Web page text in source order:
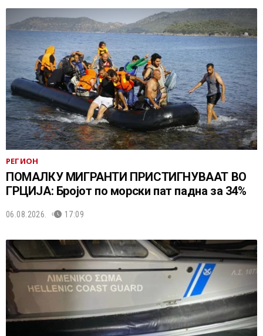
РЕГИОН
ПОМАЛКУ МИГРАНТИ ПРИСТИГНУВААТ ВО
ГРЦИЈА: Бројот по морски пат падна за 34%
06.08.2026. 17:09